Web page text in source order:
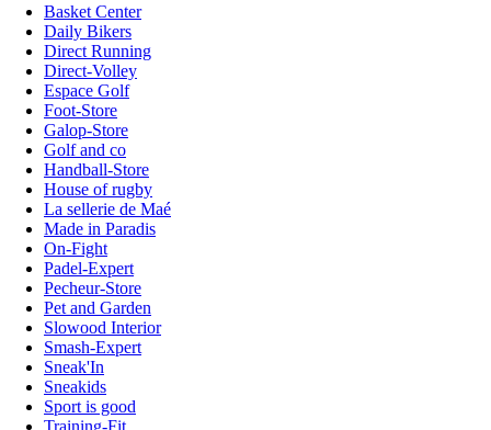
Basket Center
Daily Bikers
Direct Running
Direct-Volley
Espace Golf
Foot-Store
Galop-Store
Golf and co
Handball-Store
House of rugby
La sellerie de Maé
Made in Paradis
On-Fight
Padel-Expert
Pecheur-Store
Pet and Garden
Slowood Interior
Smash-Expert
Sneak'In
Sneakids
Sport is good
Training-Fit